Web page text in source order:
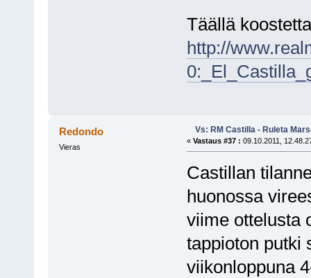
Täällä
http://
Redondo
Vieras
Vs: RM Castilla - Ruleta
« Vastaus #37 : 09.10.2011,
Castillan
huonossa
viime ottelusta
tappioton putki
viikonloppuna